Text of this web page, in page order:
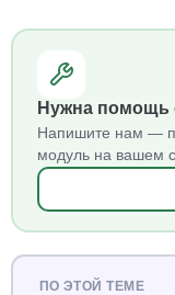
Нужна помощь
Напишите нам —
модуль на вашем
ПО ЭТОЙ ТЕМЕ